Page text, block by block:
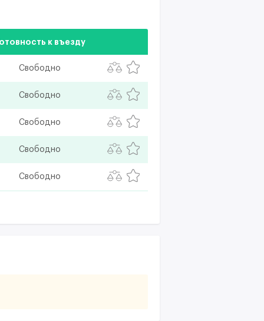
к въезду
Свободно
Свободно
Свободно
Свободно
Свободно